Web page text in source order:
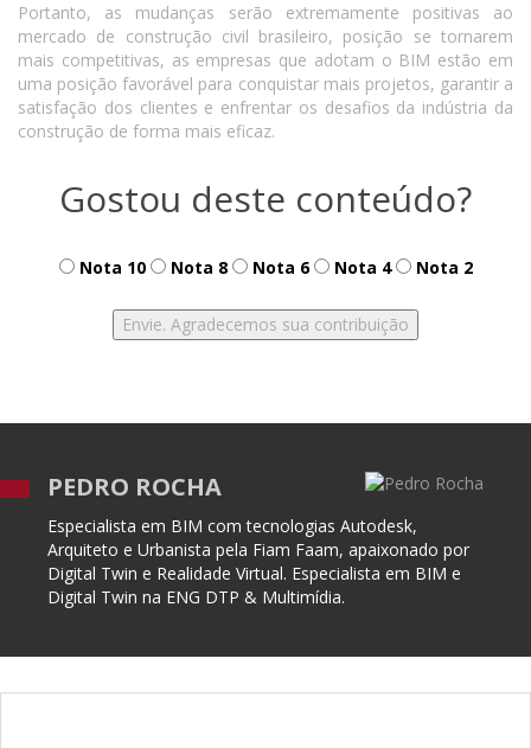
Portanto, as mudanças serão extremamente positivas ao
mercado de construção civil brasileiro, posição se tornarem
mais competitivas, as empresas que adotam o BIM estão em
uma posição favorável para conquistar mais projetos, garantir a
satisfação dos clientes e enfrentar os desafios da indústria da
construção de forma mais eficaz.
Gostou deste conteúdo?
Nota 10 Nota 8 Nota 6 Nota 4 Nota 2
PEDRO ROCHA
Especialista em BIM com tecnologias Autodesk,
Arquiteto e Urbanista pela Fiam Faam, apaixonado por
Digital Twin e Realidade Virtual. Especialista em BIM e
Digital Twin na ENG DTP & Multimídia.